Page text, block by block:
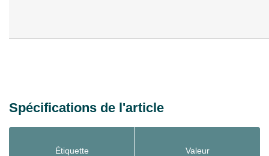
Spécifications de l'article
Étiquette Valeur